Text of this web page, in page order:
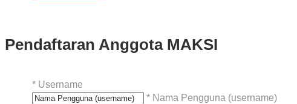
Pendaftaran Anggota MAKSI
* Username
* Nama Pengguna (username)